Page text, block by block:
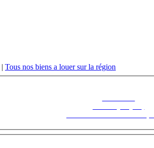
| Tous nos biens a louer sur la région